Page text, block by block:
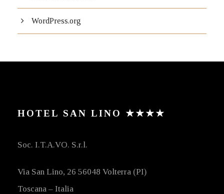
WordPress.org
HOTEL SAN LINO ★★★★
Soc. I.T.A.VO. S.r.l.
Via San Lino, 26 56048 Volterra (PI)
Toscana – Italia